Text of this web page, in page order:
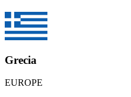
Grecia
EUROPE